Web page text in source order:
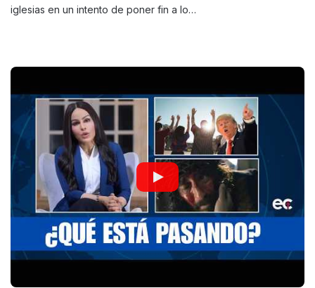
iglesias en un intento de poner fin a lo…